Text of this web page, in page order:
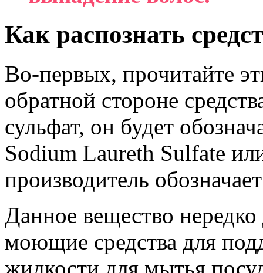
Как распознать
Во-первых, прочитайте
обратной стороне
сульфат, он будет
Sodium Laureth Sulfate
производитель
Данное вещество
моющие средства для
жидкости для мытья